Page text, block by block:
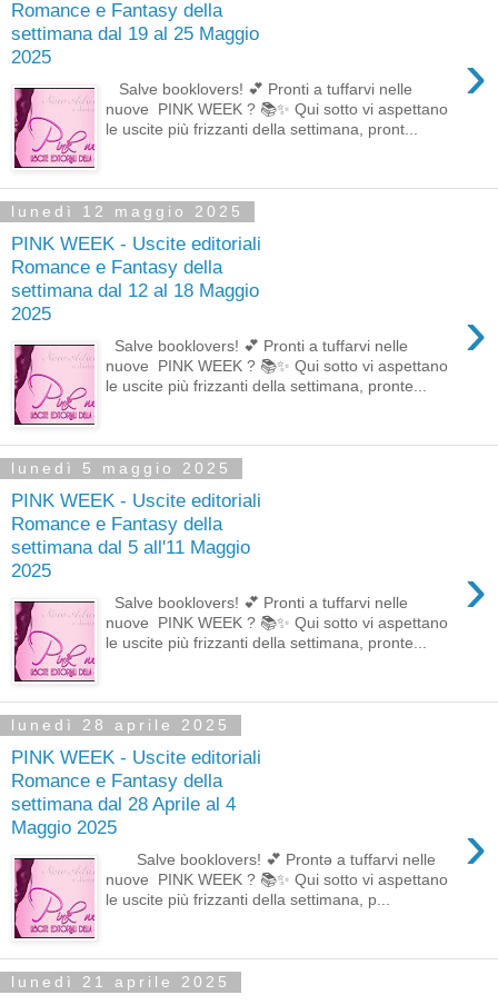
Romance e Fantasy della
settimana dal 19 al 25 Maggio
2025
›
Salve booklovers! 💕 Pronti a tuffarvi nelle
nuove PINK WEEK ? 📚✨ Qui sotto vi aspettano
le uscite più frizzanti della settimana, pront...
lunedì 12 maggio 2025
PINK WEEK - Uscite editoriali
Romance e Fantasy della
settimana dal 12 al 18 Maggio
2025
›
Salve booklovers! 💕 Pronti a tuffarvi nelle
nuove PINK WEEK ? 📚✨ Qui sotto vi aspettano
le uscite più frizzanti della settimana, pronte...
lunedì 5 maggio 2025
PINK WEEK - Uscite editoriali
Romance e Fantasy della
settimana dal 5 all'11 Maggio
2025
›
Salve booklovers! 💕 Pronti a tuffarvi nelle
nuove PINK WEEK ? 📚✨ Qui sotto vi aspettano
le uscite più frizzanti della settimana, pronte...
lunedì 28 aprile 2025
PINK WEEK - Uscite editoriali
Romance e Fantasy della
settimana dal 28 Aprile al 4
Maggio 2025
›
Salve booklovers! 💕 Prontə a tuffarvi nelle
nuove PINK WEEK ? 📚✨ Qui sotto vi aspettano
le uscite più frizzanti della settimana, p...
lunedì 21 aprile 2025